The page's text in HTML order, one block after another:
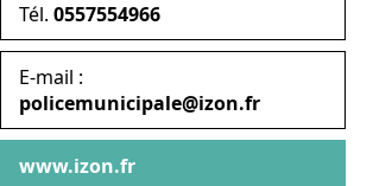
Tél. 0557554966
E-mail :
policemunicipale@izon.fr
www.izon.fr